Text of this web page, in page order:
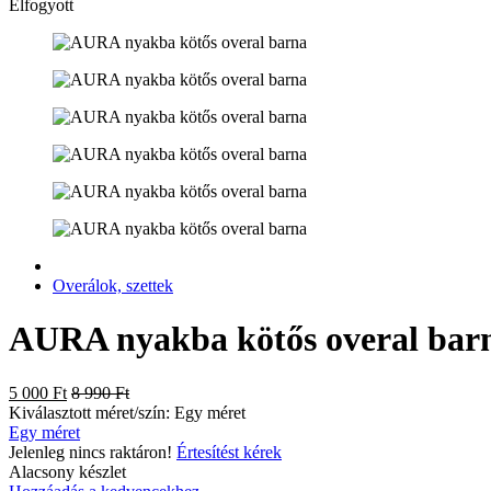
Elfogyott
Overálok, szettek
AURA nyakba kötős overal
5 000 Ft 8 990 Ft
Kiválasztott méret/szín: Egy méret
Egy méret
Jelenleg nincs raktáron! Értesítést kérek
Alacsony készlet